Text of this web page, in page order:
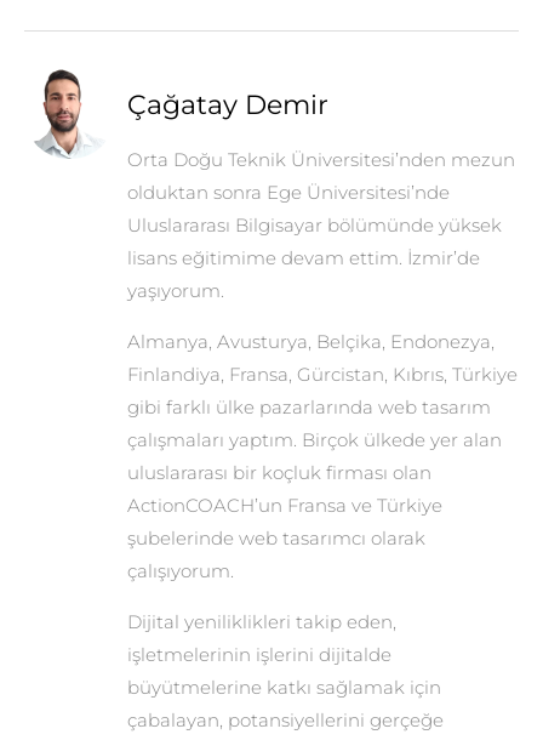
Çağatay Demir
Orta Doğu Teknik Üniversitesi’nden mezun
olduktan sonra Ege Üniversitesi’nde
Uluslararası Bilgisayar bölümünde yüksek
lisans eğitimime devam ettim. İzmir’de
yaşıyorum.
Almanya, Avusturya, Belçika, Endonezya,
Finlandiya, Fransa, Gürcistan, Kıbrıs, Türkiye
gibi farklı ülke pazarlarında web tasarım
çalışmaları yaptım. Birçok ülkede yer alan
uluslararası bir koçluk firması olan
ActionCOACH’un Fransa ve Türkiye
şubelerinde web tasarımcı olarak
çalışıyorum.
Dijital yeniliklikleri takip eden,
işletmelerinin işlerini dijitalde
büyütmelerine katkı sağlamak için
çabalayan, potansiyellerini gerçeğe